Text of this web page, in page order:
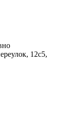
12с5,